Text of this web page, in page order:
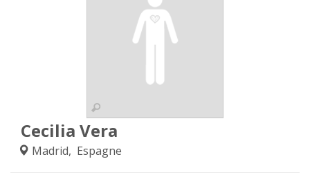
Cecilia Vera
Madrid, Espagne